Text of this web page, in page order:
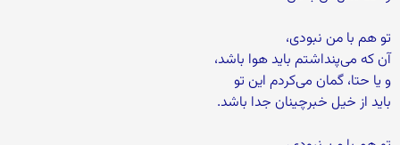
تو هم با من نبودی،
آن که می‌پنداشتم باید هوا باشد،
و یا حتا، گمان می‌کردم این تو
باید از خیل خبرچینان جدا باشد.